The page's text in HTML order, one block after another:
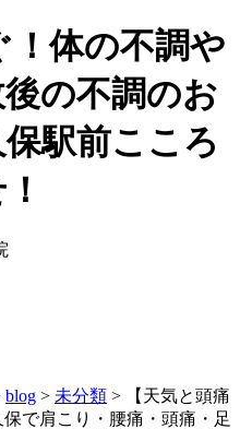
！体の不調や
の不調のお
駅前こころ
blog > 未分類 >
【天気と頭痛
で肩こり・腰痛・頭痛・足